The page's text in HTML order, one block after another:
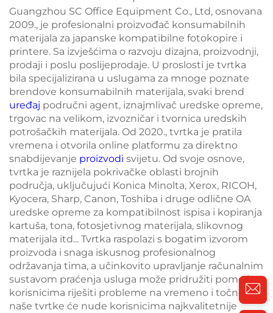
Guangzhou SC Office Equipment Co., Ltd, osnovana
2009., je profesionalni proizvođač konsumabilnih
materijala za japanske kompatibilne fotokopire i
printere. Sa izvješćima o razvoju dizajna, proizvodnji,
prodaji i poslu poslijeprodaje. U proslosti je tvrtka
bila specijalizirana u uslugama za mnoge poznate
brendove konsumabilnih materijala, svaki brend
uređaj područni agent, iznajmlivač uredske opreme,
trgovac na velikom, izvozničar i tvornica uredskih
potrošačkih materijala. Od 2020., tvrtka je pratila
vremena i otvorila online platformu za direktno
snabdijevanje proizvodi svijetu. Od svoje osnove,
tvrtka je raznijela pokrivačke oblasti brojnih
područja, uključujući Konica Minolta, Xerox, RICOH,
Kyocera, Sharp, Canon, Toshiba i druge odlične OA
uredske opreme za kompatibilnost ispisa i kopiranja
kartuša, tona, fotosjetivnog materijala, slikovnog
materijala itd... Tvrtka raspolazi s bogatim izvorom
proizvoda i snaga iskusnog profesionalnog
održavanja tima, a učinkovito upravljanje računalnim
sustavom praćenja usluga može pridružiti pomoć
korisnicima riješiti probleme na vremeno i točno,
naše tvrtke će nude korisnicima najkvalitetnije